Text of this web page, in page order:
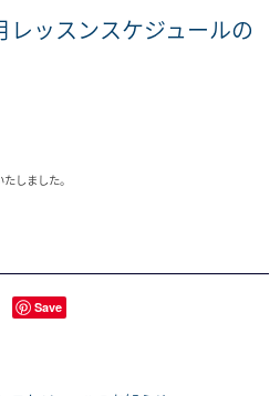
レッスンスケジュールの
しました。
Save